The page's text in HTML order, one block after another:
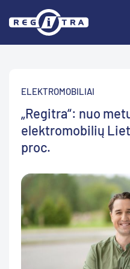
ELEKTROMOBILIAI
„Regitra“: nuo
elektromobilių
proc.